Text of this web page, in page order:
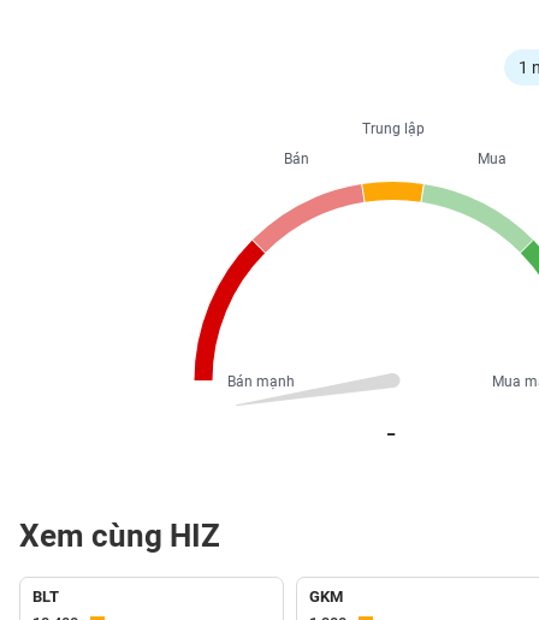
1
Trung lập
Mua
Mua
Bán
Bán mạnh
Xem cùng HIZ
BLT
GKM
Ngành
(-)